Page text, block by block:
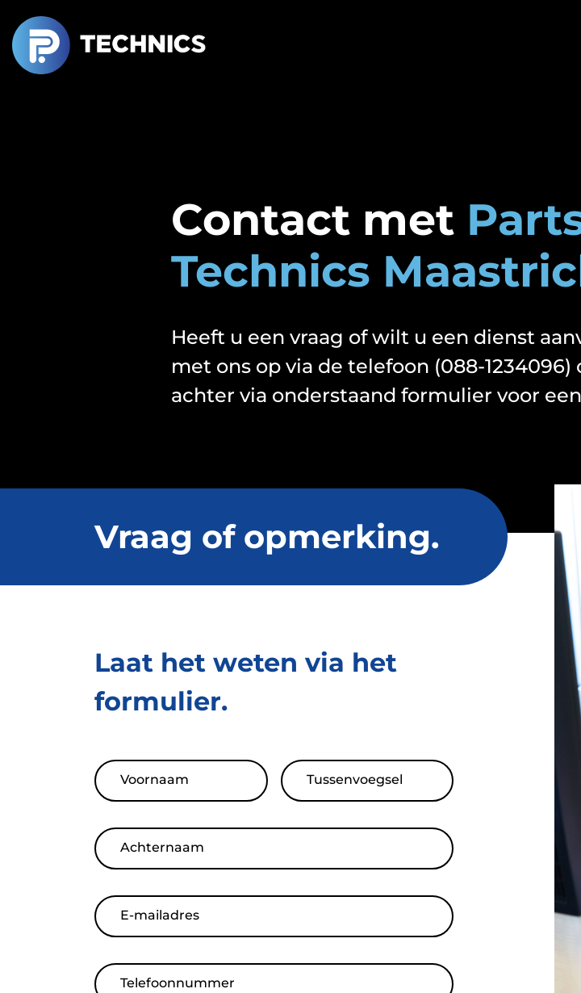
en
naar
Contact met
Technics
Heeft u een vraag of wilt u een dienst
met ons op via de telefoon (088-
achter via onderstaand formulier voor
Vraag of opmerking.
Laat het weten via het
formulier.
Voornaam Tussenvoegsel
Achternaam
E-mailadres
Telefoonnummer